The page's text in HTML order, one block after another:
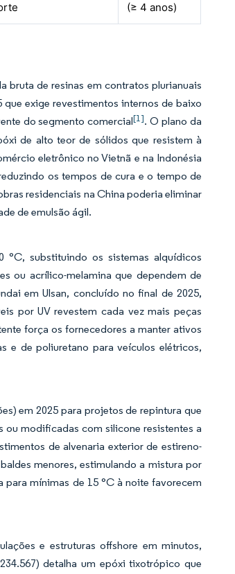
(≥ 4 anos)
bruta de resinas em contratos plurianuais
exige revestimentos internos de baixo
do segmento comercial[1]. O plano da
de alto teor de sólidos que resistem à
eletrônico no Vietnã e na Indonésia
os tempos de cura e o tempo de
residenciais na China poderia eliminar
de emulsão ágil.
substituindo os sistemas alquídicos
ou acrílico-melamina que dependem de
em Ulsan, concluído no final de 2025,
por UV revestem cada vez mais peças
força os fornecedores a manter ativos
e de poliuretano para veículos elétricos,
em 2025 para projetos de repintura que
modificadas com silicone resistentes a
de alvenaria exterior de estireno-
menores, estimulando a mistura por
para mínimas de 15 °C à noite favorecem
e estruturas offshore em minutos,
detalha um epóxi tixotrópico que